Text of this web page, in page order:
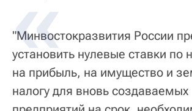
"Минвостокразвития России
установить нулевые ставки по
на прибыль, на имущество и
налогу для вновь создаваемых